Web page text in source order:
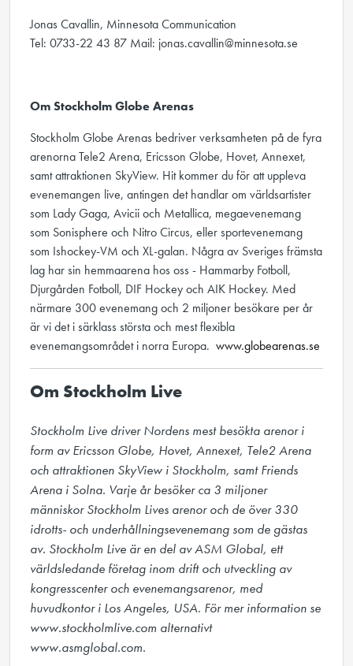
Jonas Cavallin, Minnesota Communication
Tel: 0733-22 43 87 Mail: jonas.cavallin@minnesota.se
Om Stockholm Globe Arenas
Stockholm Globe Arenas bedriver verksamheten på de fyra
arenorna Tele2 Arena, Ericsson Globe, Hovet, Annexet,
samt attraktionen SkyView. Hit kommer du för att uppleva
evenemangen live, antingen det handlar om världsartister
som Lady Gaga, Avicii och Metallica, megaevenemang
som Sonisphere och Nitro Circus, eller sportevenemang
som Ishockey-VM och XL-galan. Några av Sveriges främsta
lag har sin hemmaarena hos oss - Hammarby Fotboll,
Djurgården Fotboll, DIF Hockey och AIK Hockey. Med
närmare 300 evenemang och 2 miljoner besökare per år
är vi det i särklass största och mest flexibla
evenemangsområdet i norra Europa. www.globearenas.se
Om Stockholm Live
Stockholm Live driver Nordens mest besökta arenor i
form av Ericsson Globe, Hovet, Annexet, Tele2 Arena
och attraktionen SkyView i Stockholm, samt Friends
Arena i Solna. Varje år besöker ca 3 miljoner
människor Stockholm Lives arenor och de över 330
idrotts- och underhållningsevenemang som de gästas
av. Stockholm Live är en del av ASM Global, ett
världsledande företag inom drift och utveckling av
kongresscenter och evenemangsarenor, med
huvudkontor i Los Angeles, USA. För mer information se
www.stockholmlive.com alternativt
www.asmglobal.com.